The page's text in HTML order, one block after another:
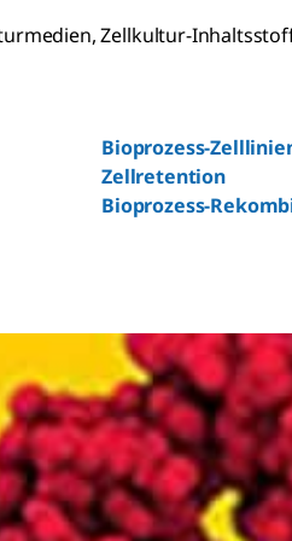
Zellkultur-
Bioprozess-
Zellretention
Bioprozess-